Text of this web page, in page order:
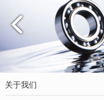
关于我们